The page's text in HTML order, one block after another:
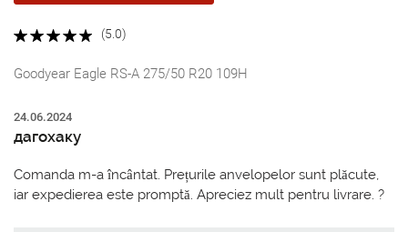
(5.0)
Goodyear Eagle RS-A 275/50 R20 109H
24.06.2024
дагохаку
Comanda m-a încântat. Prețurile anvelopelor sunt plăcute,
iar expedierea este promptă. Apreciez mult pentru livrare. ?